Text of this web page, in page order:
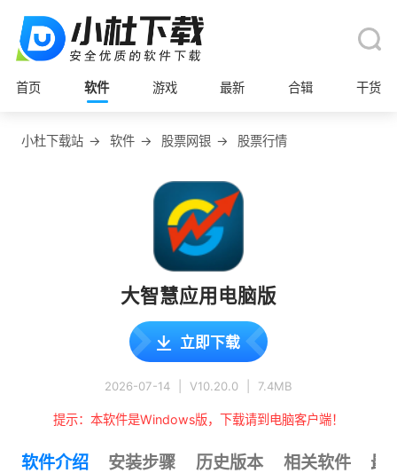
首页 软件 游戏 最新 合辑 干货
小杜下载站 → 软件 → 股票网银 → 股票行情
大智慧应用电脑版
立即下载
2026-07-14 V10.20.0 7.4MB
提示：本软件是Windows版，下载请到电脑客户端！
软件介绍 安装步骤 历史版本 相关软件 最